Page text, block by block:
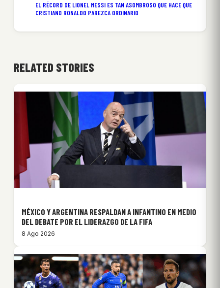
EL RÉCORD DE LIONEL MESSI ES TAN ASOMBROSO QUE HACE QUE
CRISTIANO RONALDO PAREZCA ORDINARIO
RELATED STORIES
MÉXICO Y ARGENTINA RESPALDAN A INFANTINO EN MEDIO
DEL DEBATE POR EL LIDERAZGO DE LA FIFA
8 Ago 2026